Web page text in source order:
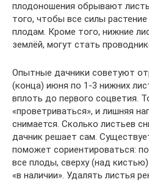
плодоношения обрывают
того, чтобы все силы
плодам. Кроме того, нижние
землёй, могут стать
Опытные дачники советуют
(конца) июня по 1-3 нижних
вплоть до первого соцветия.
«проветриваться», и лишняя
снимается. Сколько листьев
дачник решает сам.
поможет сориентироваться:
все плоды, сверху (над
«в наличии». Удалять листья